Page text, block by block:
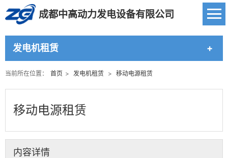
成都中高动力发电设备有限公司
发电机租赁
当前所在位置： 首页 > 发电机租赁 > 移动电源租赁
移动电源租赁
内容详情